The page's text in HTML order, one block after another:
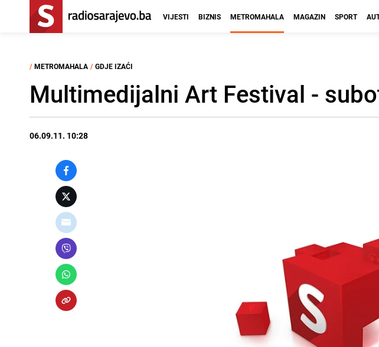
VIJESTI BIZNIS METROMAHALA MAGAZIN SPORT
/ METROMAHALA / GDJE IZAĆI
Multimedijalni Art Festival -
06.09.11. 10:28